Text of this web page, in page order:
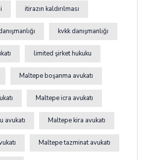
itirazın kaldırılması
kvkk danışmanlığı
limited şirket hukuku
Maltepe boşanma avukatı
Maltepe icra avukatı
avukatı Maltepe kira avukatı
Maltepe tazminat avukatı